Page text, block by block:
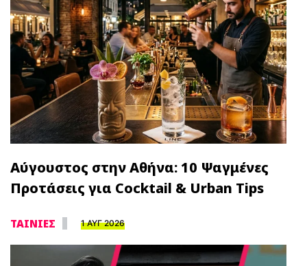
Αύγουστος στην Αθήνα: 10 Ψαγμένες
Προτάσεις για Cocktail & Urban Tips
ΤΑΙΝΙΕΣ 1 ΑΥΓ 2026